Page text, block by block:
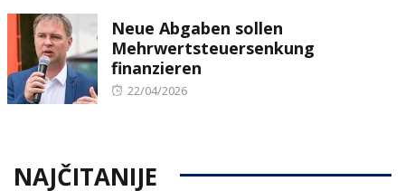
Neue Abgaben sollen
Mehrwertsteuersenkung
finanzieren
Posted
22/04/2026
NAJČITANIJE